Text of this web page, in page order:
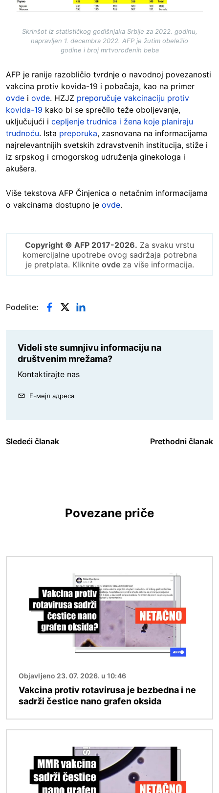
Skrinšot iz statističkog godišnjaka Srbije za 2022. godinu,
napravljen 1. decembra 2022. AFP je žutim obeležio
godine i broj mrtvorođenih beba
AFP je ranije razobličio tvrdnje o navodnoj povezanosti
vakcina protiv kovida-19 i pobačaja, kao na primer
ovde i ovde. HZJZ preporučuje vakcinaciju protiv
kovida-19 kako bi se sprečilo teže oboljevanje,
uključujući i cepljenje trudnica i žena koje planiraju
trudnoću. Ista preporuka, zasnovana na informacijama
najrelevantnijih svetskih zdravstvenih institucija, stiže i
iz srpskog i crnogorskog udruženja ginekologa i
akušera.
Više tekstova AFP Činjenica o netačnim informacijama
o vakcinama dostupno je ovde.
Copyright © AFP 2017-2026. Za svaku vrstu
komercijalne upotrebe ovog sadržaja potrebna
je pretplata. Kliknite ovdeza više informacija.
Podelite:
Videli ste sumnjivu informaciju na
društvenim mrežama?
Kontaktirajte nas
Е-мејл адреса
Sledeći članak Prethodni članak
Povezane priče
Objavljeno 23. 07. 2026. u 10:46
Vakcina protiv rotavirusa je bezbedna i ne
sadrži čestice nano grafen oksida